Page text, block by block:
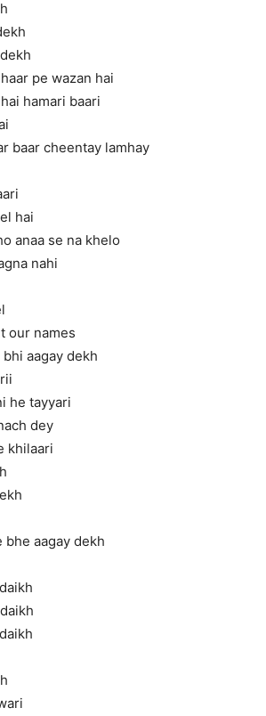
pe wazan hai
hamari baari
baar cheentay lamhay
hai
anaa se na khelo
nahi
our names
aagay dekh
he tayyari
dey
khilaari
bhe aagay dekh